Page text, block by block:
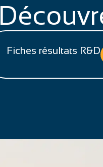
Fiches résultats R&D